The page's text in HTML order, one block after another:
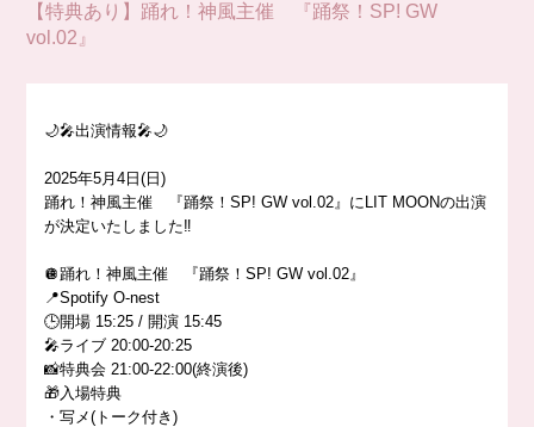
【特典あり】踊れ！神風主催 『踊祭！SP! GW
vol.02』
🌙🎤出演情報🎤🌙
2025年5月4日(日)
踊れ！神風主催 『踊祭！SP! GW vol.02』にLIT MOONの出演
が決定いたしました‼️
🪩踊れ！神風主催 『踊祭！SP! GW vol.02』
📍Spotify O-nest
🕒開場 15:25 / 開演 15:45
🎤ライブ 20:00-20:25
📸特典会 21:00-22:00(終演後)
🎁入場特典
・写メ(トーク付き)